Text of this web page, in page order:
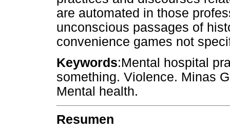
are automated in those
unconscious passages of
convenience games not
Keywords:Mental hospital
something. Violence. Minas
Mental health.
Resumen